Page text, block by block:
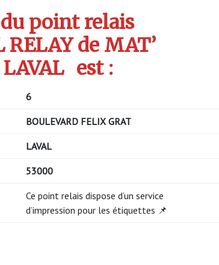
du point relais
RELAY de MAT’
LAVAL est :
6
BOULEVARD FELIX GRAT
LAVAL
53000
Ce point relais dispose d’un service
d’impression pour les étiquettes 📌